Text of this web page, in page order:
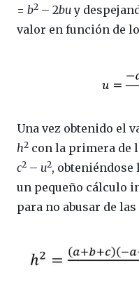
= b2 – 2buy
valor en función de
Una vez obtenido el
h2 con la primera de
c2 – u2,
un pequeño cálculo
para no abusar de